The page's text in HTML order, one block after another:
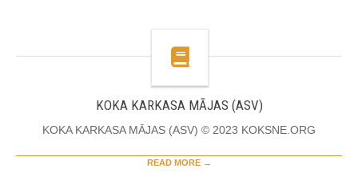
KOKA KARKASA MĀJAS (ASV)
KOKA KARKASA MĀJAS (ASV) © 2023 KOKSNE.ORG
READ MORE →